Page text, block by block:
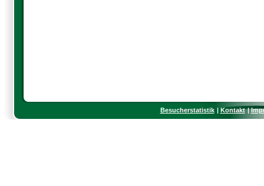
Besucherstatistik Kontakt